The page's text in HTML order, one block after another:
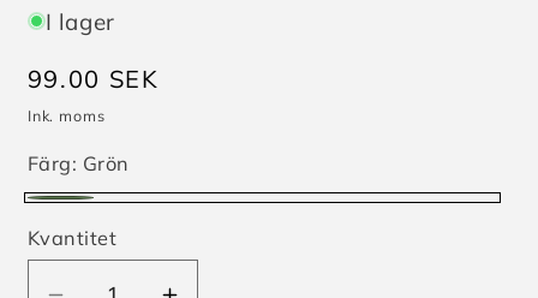
I lager
Ordinarie
pris
99.00 SEK
Ink. moms
Färg: Grön
Kvantitet